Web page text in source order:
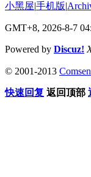
小黑屋|手机版|
GMT+8, 2026-8-7
Powered by Discuz!
© 2001-2013
快速回复 返回顶部